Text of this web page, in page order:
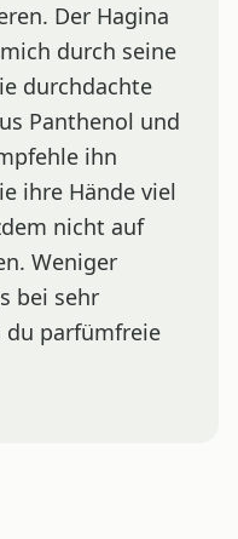
Der Hagina
durch seine
durchdachte
Panthenol und
ihn
ihre Hände viel
nicht auf
Weniger
bei sehr
parfümfreie